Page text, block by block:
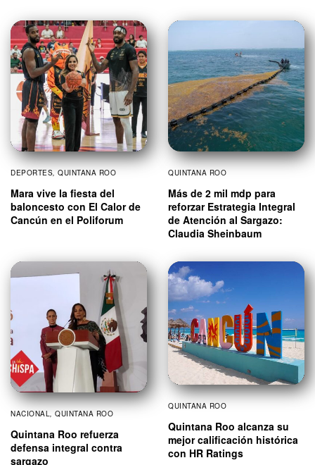
DEPORTES QUINTANA ROO
Mara vive la fiesta del
baloncesto con El Calor de
Cancún en el Poliforum
QUINTANA ROO
Más de 2 mil mdp para
reforzar Estrategia Integral
de Atención al Sargazo:
Claudia Sheinbaum
NACIONAL, QUINTANA ROO
Quintana Roo refuerza
defensa integral contra
sargazo
QUINTANA ROO
Quintana Roo alcanza su
mejor calificación histórica
con HR Ratings